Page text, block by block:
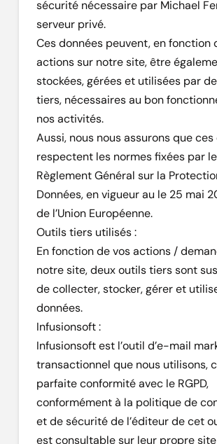
sécurité nécessaire par Michael
serveur privé.
Ces données peuvent, en fonction
actions sur notre site, être
stockées, gérées et utilisées par
tiers, nécessaires au bon
nos activités.
Aussi, nous nous assurons que
respectent les normes fixées par
Règlement Général sur la
Données, en vigueur au le 25 mai
de l’Union Européenne.
Outils tiers utilisés :
En fonction de vos actions /
notre site, deux outils tiers sont
de collecter, stocker, gérer et
données.
Infusionsoft :
Infusionsoft est l’outil d’e-mail
transactionnel que nous utilisons,
parfaite conformité avec le RGPD,
conformément à la politique de
et de sécurité de l’éditeur de cet
est consultable sur leur propre